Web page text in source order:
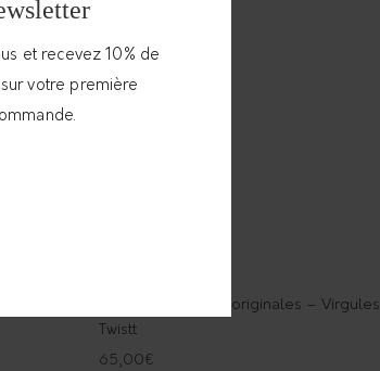
Boucles d’oreilles originales – Virgules
Twistt
65,00€
et recevez 10% de
votre première